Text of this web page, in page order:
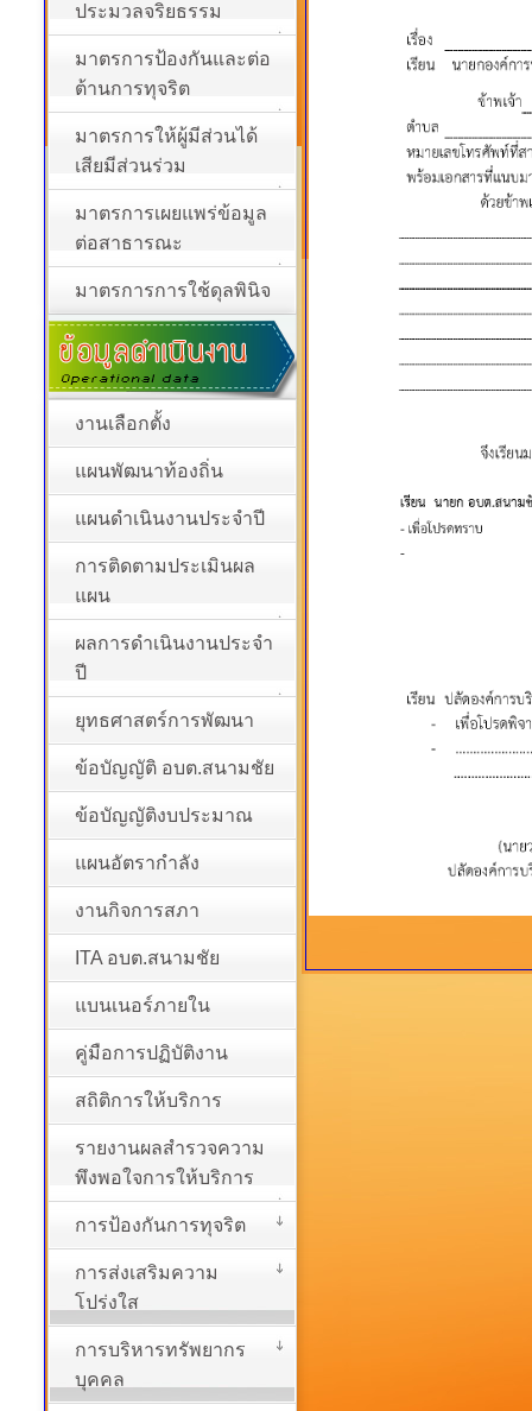
ประมวลจริยธรรม
มาตรการป้องกันและต่อ
ต้านการทุจริต
มาตรการให้ผู้มีส่วนได้
เสียมีส่วนร่วม
มาตรการเผยแพร่ข้อมูล
ต่อสาธารณะ
มาตรการการใช้ดุลพินิจ
งานเลือกตั้ง
แผนพัฒนาท้องถิ่น
แผนดำเนินงานประจำปี
การติดตามประเมินผล
แผน
ผลการดำเนินงานประจำ
ปี
ยุทธศาสตร์การพัฒนา
ข้อบัญญัติ อบต.สนามชัย
ข้อบัญญัติงบประมาณ
แผนอัตรากำลัง
งานกิจการสภา
ITA อบต.สนามชัย
แบนเนอร์ภายใน
คู่มือการปฏิบัติงาน
สถิติการให้บริการ
รายงานผลสำรวจความ
พึงพอใจการให้บริการ
การป้องกันการทุจริต
การส่งเสริมความ
โปร่งใส
การบริหารทรัพยากร
บุคคล